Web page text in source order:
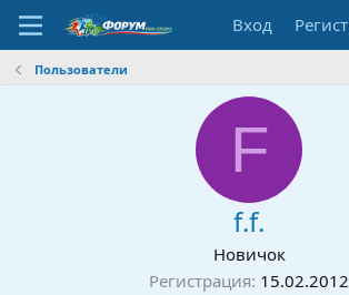
Вход
Пользователи
F
f.f.
Новичок
Регистрация 15.02.2012